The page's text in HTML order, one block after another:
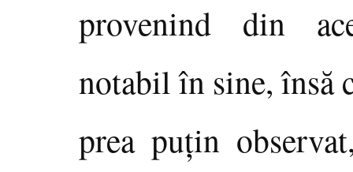
provenind din
notabil în sine, însă
prea puţin